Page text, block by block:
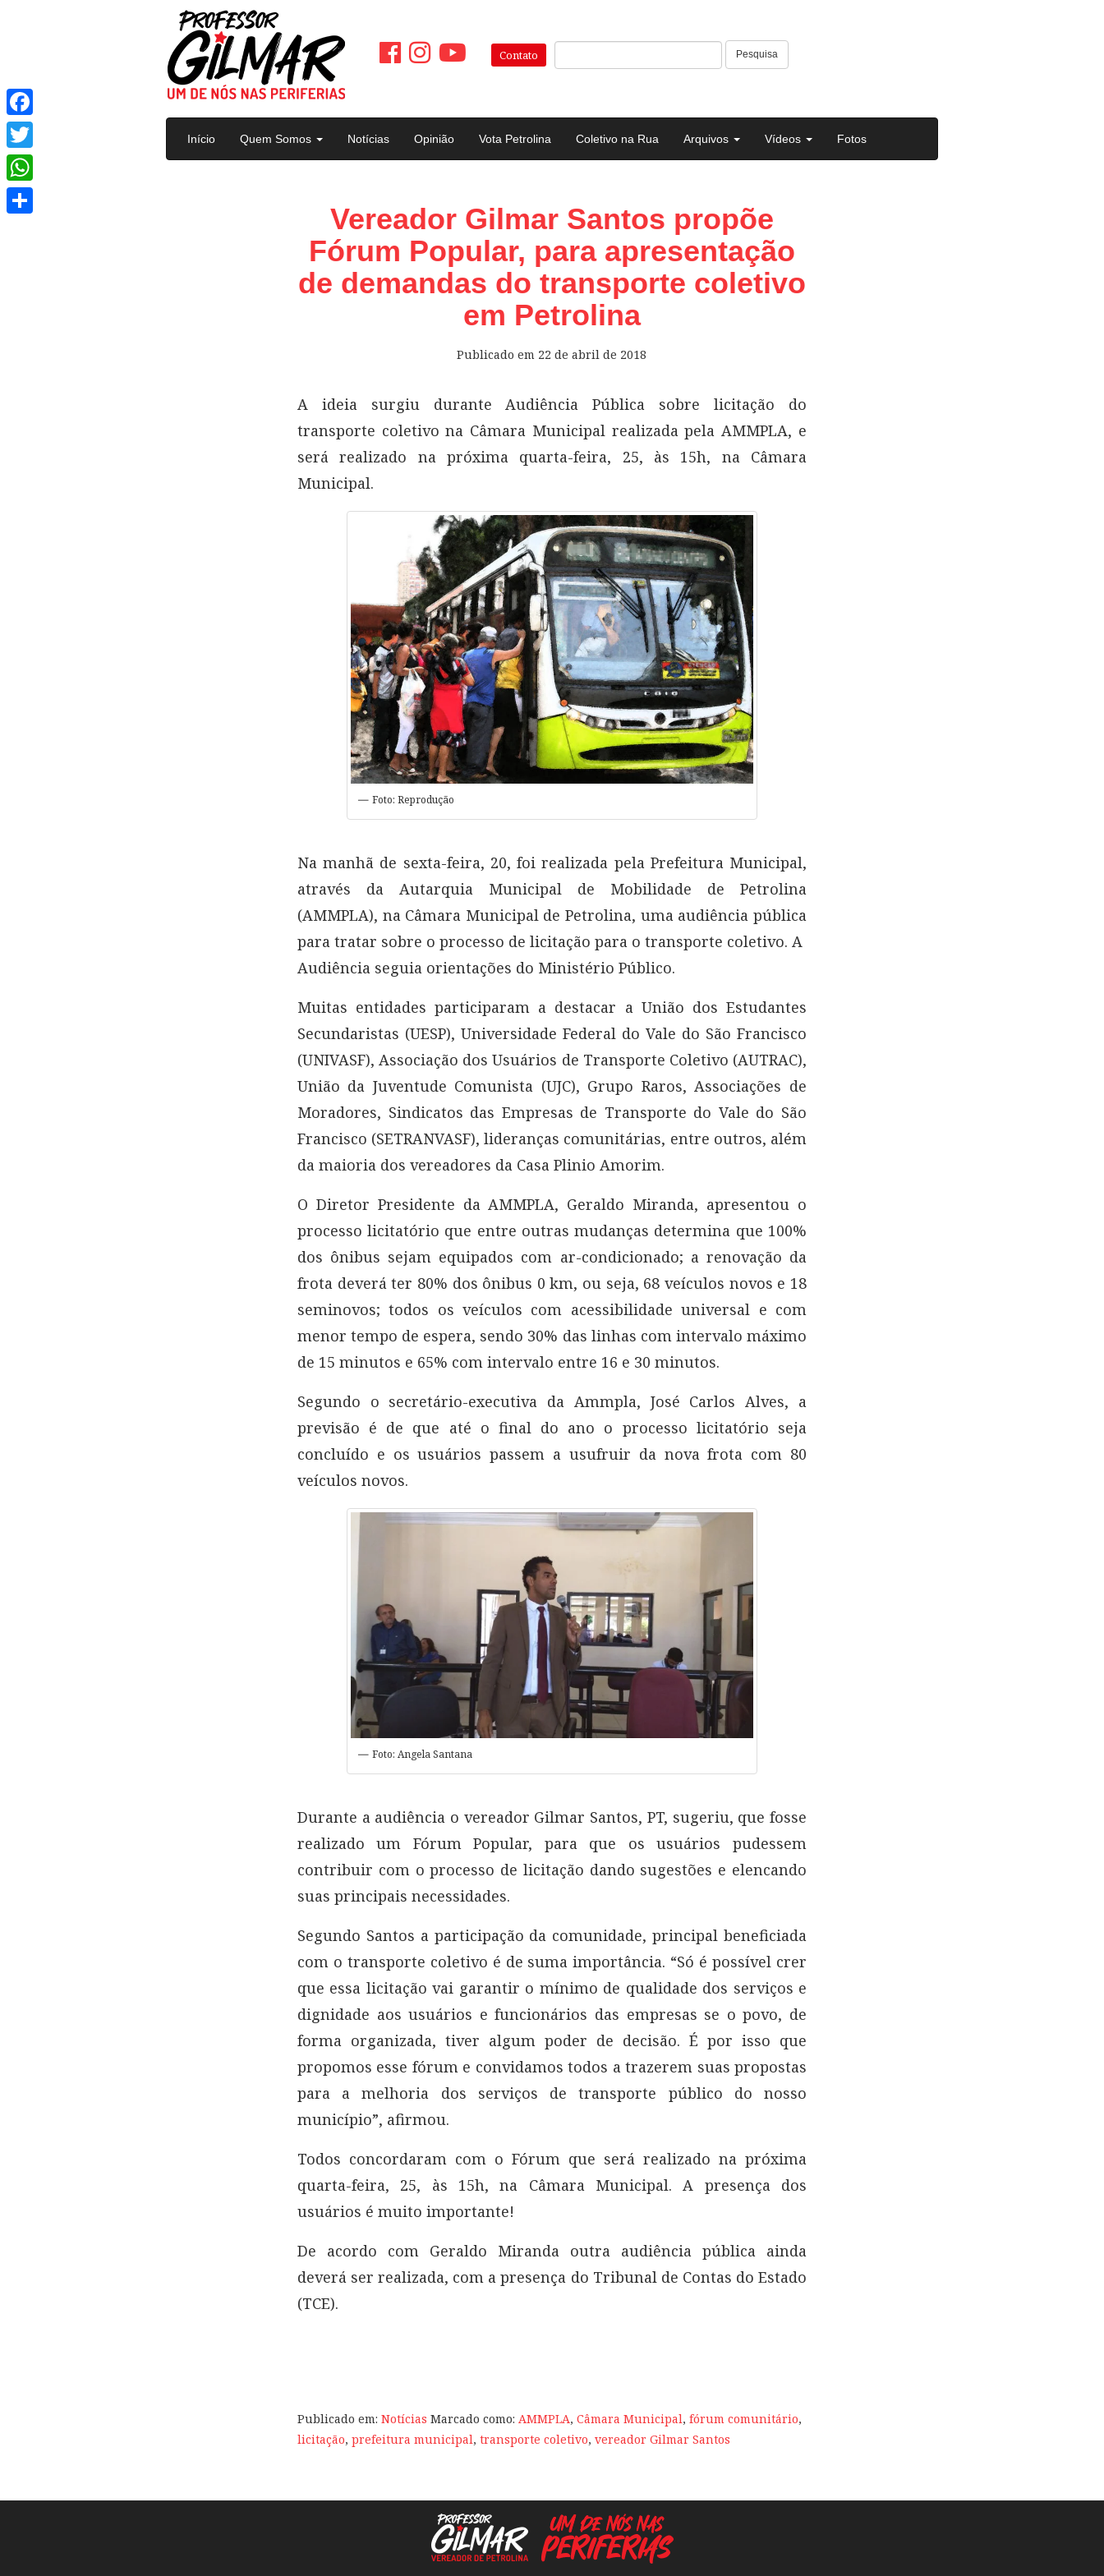
Pular para o conteúdo
Pesquisa
Contato
Início Quem Somos Notícias Opinião Vota Petrolina Coletivo na Rua Arquivos Vídeos Fotos
Vereador Gilmar Santos propõe
Fórum Popular, para apresentação
de demandas do transporte coletivo
em Petrolina
Publicado em 22 de abril de 2018
A ideia surgiu durante Audiência Pública sobre licitação do
transporte coletivo na Câmara Municipal realizada pela AMMPLA, e
será realizado na próxima quarta-feira, 25, às 15h, na Câmara
Municipal.
Foto: Reprodução
Na manhã de sexta-feira, 20, foi realizada pela Prefeitura Municipal,
através da Autarquia Municipal de Mobilidade de Petrolina
(AMMPLA), na Câmara Municipal de Petrolina, uma audiência pública
para tratar sobre o processo de licitação para o transporte coletivo. A
Audiência seguia orientações do Ministério Público.
Muitas entidades participaram a destacar a União dos Estudantes
Secundaristas (UESP), Universidade Federal do Vale do São Francisco
(UNIVASF), Associação dos Usuários de Transporte Coletivo (AUTRAC),
União da Juventude Comunista (UJC), Grupo Raros, Associações de
Moradores, Sindicatos das Empresas de Transporte do Vale do São
Francisco (SETRANVASF), lideranças comunitárias, entre outros, além
da maioria dos vereadores da Casa Plinio Amorim.
O Diretor Presidente da AMMPLA, Geraldo Miranda, apresentou o
processo licitatório que entre outras mudanças determina que 100%
dos ônibus sejam equipados com ar-condicionado; a renovação da
frota deverá ter 80% dos ônibus 0 km, ou seja, 68 veículos novos e 18
seminovos; todos os veículos com acessibilidade universal e com
menor tempo de espera, sendo 30% das linhas com intervalo máximo
de 15 minutos e 65% com intervalo entre 16 e 30 minutos.
Segundo o secretário-executiva da Ammpla, José Carlos Alves, a
previsão é de que até o final do ano o processo licitatório seja
concluído e os usuários passem a usufruir da nova frota com 80
veículos novos.
Foto: Angela Santana
Durante a audiência o vereador Gilmar Santos, PT, sugeriu, que fosse
realizado um Fórum Popular, para que os usuários pudessem
contribuir com o processo de licitação dando sugestões e elencando
suas principais necessidades.
Segundo Santos a participação da comunidade, principal beneficiada
com o transporte coletivo é de suma importância. “Só é possível crer
que essa licitação vai garantir o mínimo de qualidade dos serviços e
dignidade aos usuários e funcionários das empresas se o povo, de
forma organizada, tiver algum poder de decisão. É por isso que
propomos esse fórum e convidamos todos a trazerem suas propostas
para a melhoria dos serviços de transporte público do nosso
município”, afirmou.
Todos concordaram com o Fórum que será realizado na próxima
quarta-feira, 25, às 15h, na Câmara Municipal. A presença dos
usuários é muito importante!
De acordo com Geraldo Miranda outra audiência pública ainda
deverá ser realizada, com a presença do Tribunal de Contas do Estado
(TCE).
Publicado em: Notícias Marcado como: AMMPLA, Câmara Municipal, fórum comunitário,
licitação, prefeitura municipal, transporte coletivo, vereador Gilmar Santos
Facebook
Twitter
WhatsApp